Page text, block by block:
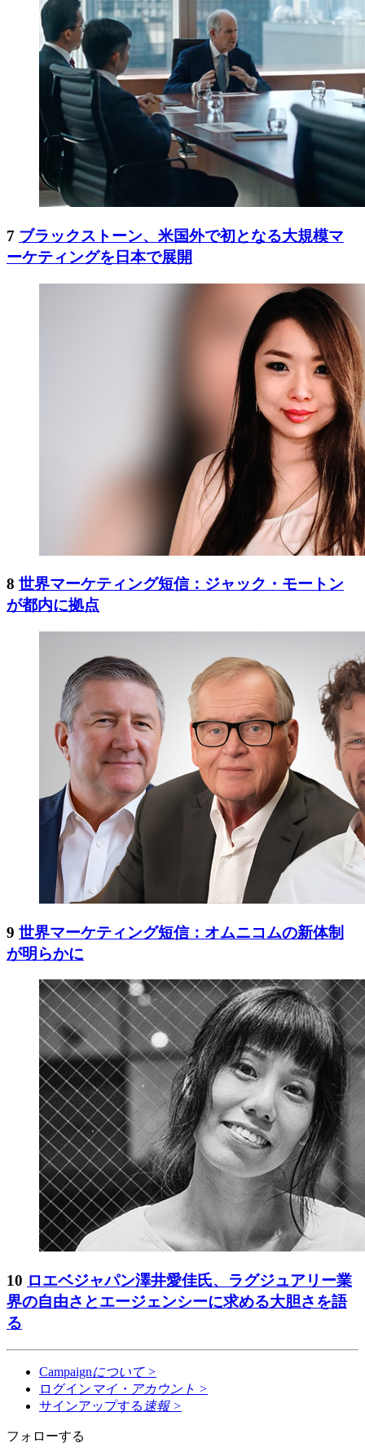
7 ブラックストーン、米国外で初となる大規模マ
ーケティングを日本で展開
8 世界マーケティング短信：ジャック・モートン
が都内に拠点
9 世界マーケティング短信：オムニコムの新体制
が明らかに
10 ロエベジャパン澤井愛佳氏、ラグジュアリー業
界の自由さとエージェンシーに求める大胆さを語
る
Campaignについて >
ログイン マイ・アカウント >
サインアップする 速報 >
フォローする